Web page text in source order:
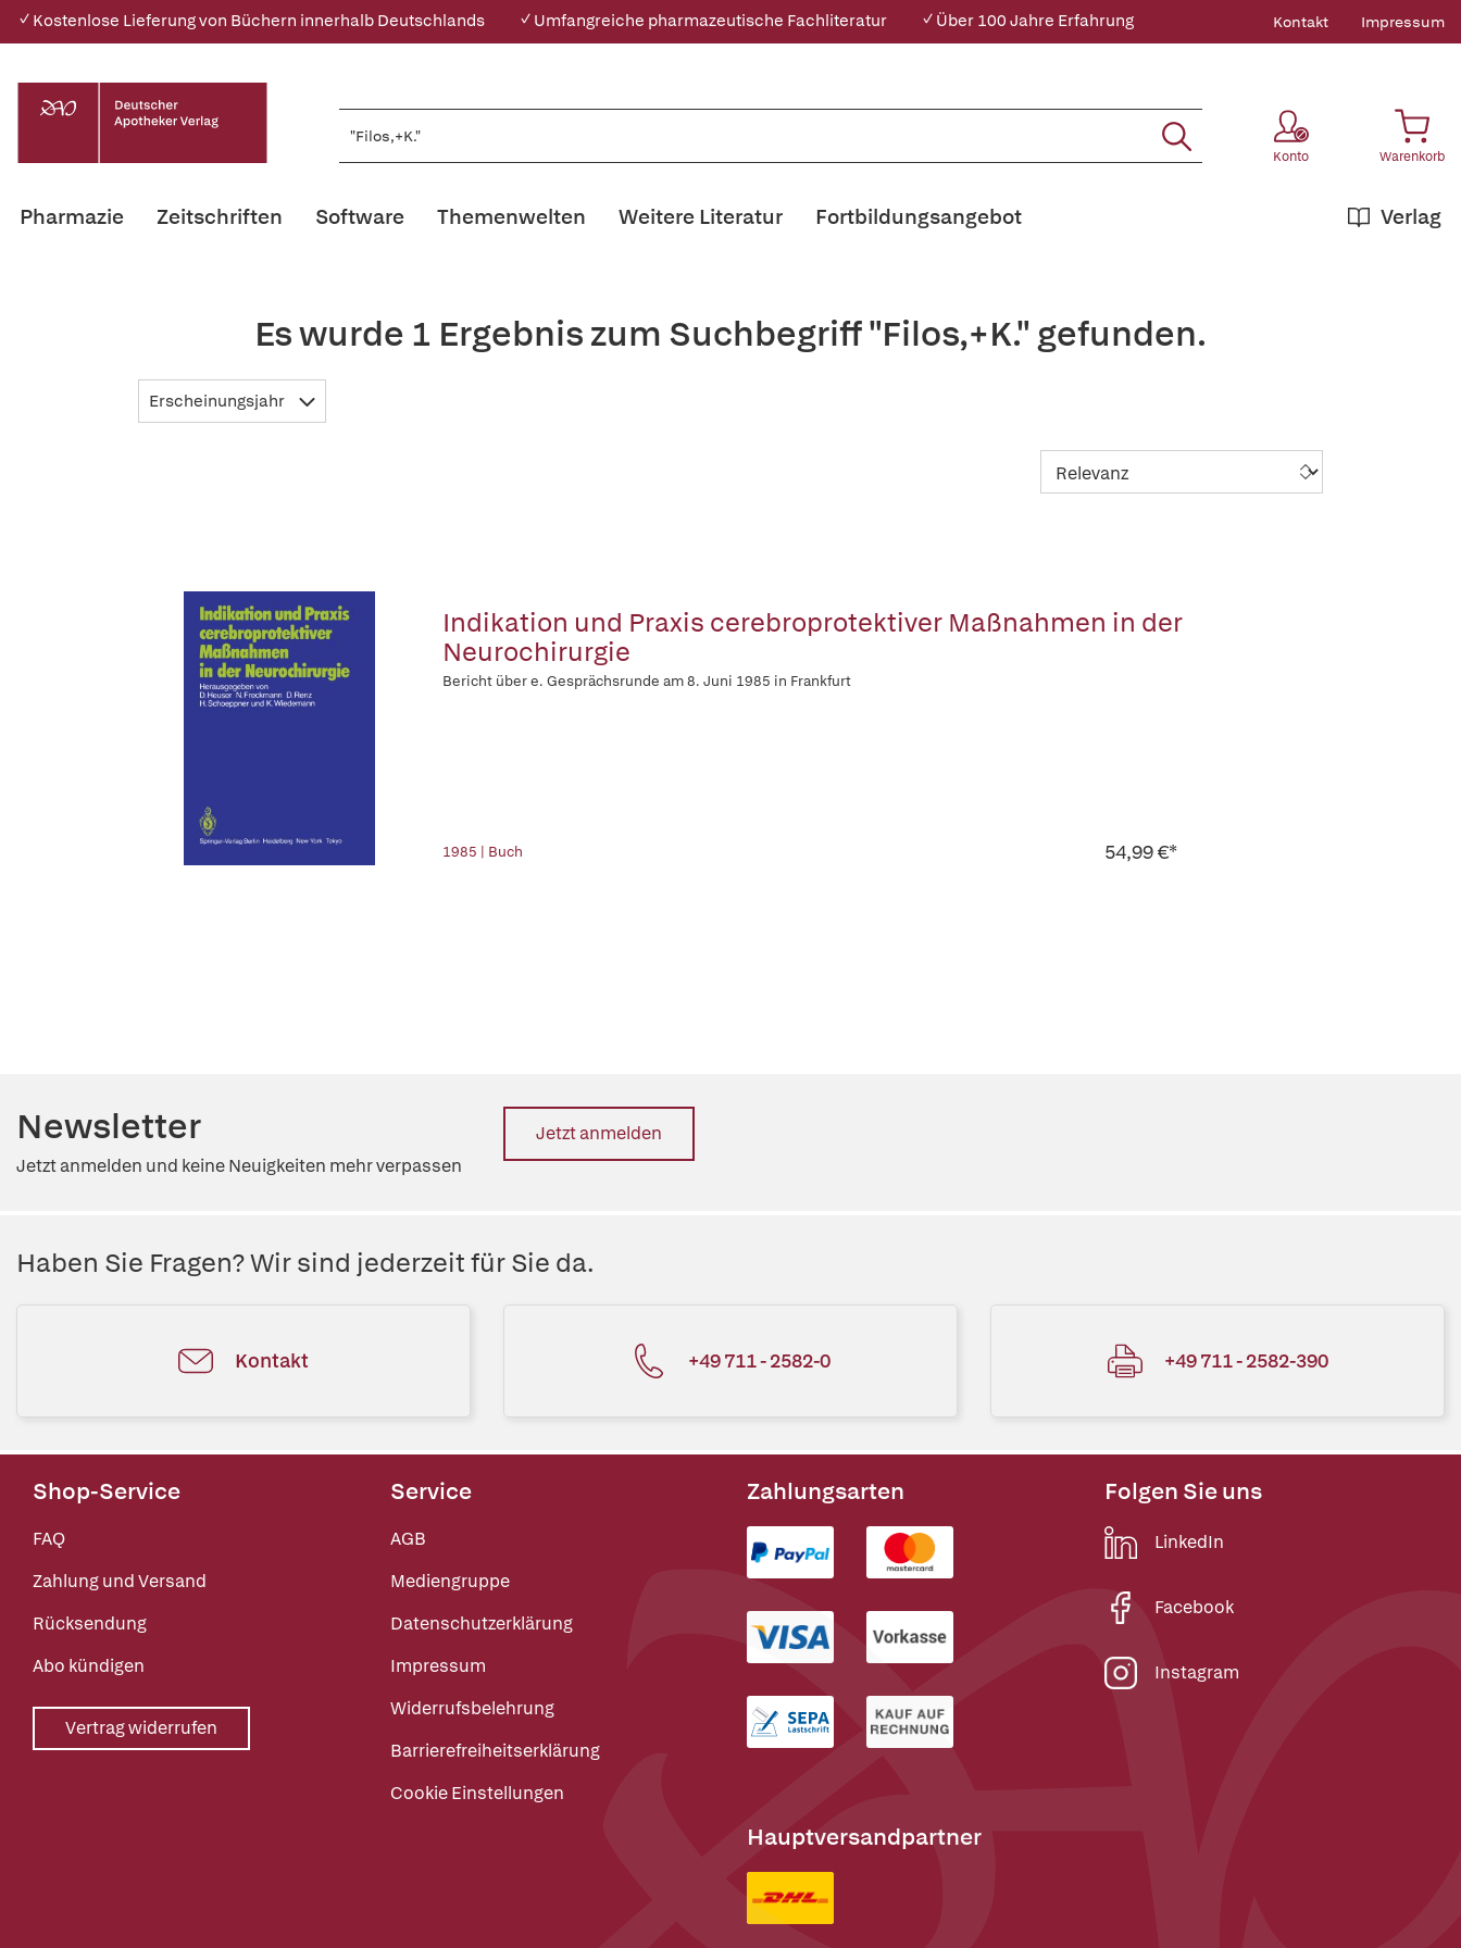
✓ Kostenlose Lieferung von Büchern innerhalb Deutschlands ✓ Umfangreiche pharmazeutische Fachliteratur ✓ Über 100 Jahre Erfahrung Kontakt Impressum
Konto Warenkorb
Pharmazie Zeitschriften Software Themenwelten Weitere Literatur Verlag
Fortbildungsangebot
Es wurde 1 Ergebnis zum Suchbegriff "Filos,+K." gefunden.
Erscheinungsjahr
Indikation und Praxis cerebroprotektiver Maßnahmen in der
Neurochirurgie
Bericht über e. Gesprächsrunde am 8. Juni 1985 in Frankfurt
1985 | Buch 54,99 €*
Newsletter
Jetzt anmelden und keine Neuigkeiten mehr verpassen
Jetzt anmelden
Haben Sie Fragen? Wir sind jederzeit für Sie da.
Kontakt +49 711 - 2582-0 +49 711 - 2582-390
Shop-Service
FAQ
Zahlung und Versand
Rücksendung
Abo kündigen
Vertrag widerrufen
Service
AGB
Mediengruppe
Datenschutzerklärung
Impressum
Widerrufsbelehrung
Barrierefreiheitserklärung
Cookie Einstellungen
Zahlungsarten
Hauptversandpartner
Folgen Sie uns
LinkedIn
Facebook
Instagram